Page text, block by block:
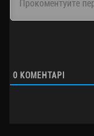
0 КОМЕНТАРІ